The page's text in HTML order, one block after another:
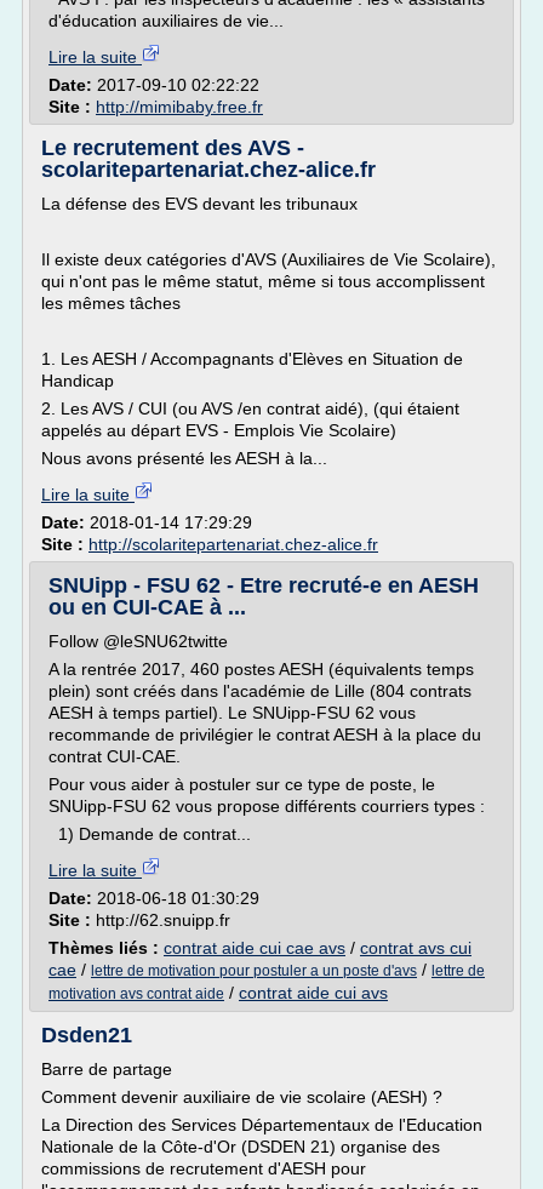
d'éducation auxiliaires de vie...
Lire la suite
Date: 2017-09-10 02:22:22
Site : http://mimibaby.free.fr
Le recrutement des AVS -
scolaritepartenariat.chez-alice.fr
La défense des EVS devant les tribunaux
Il existe deux catégories d'AVS (Auxiliaires de Vie Scolaire),
qui n'ont pas le même statut, même si tous accomplissent
les mêmes tâches
1. Les AESH / Accompagnants d'Elèves en Situation de
Handicap
2. Les AVS / CUI (ou AVS /en contrat aidé), (qui étaient
appelés au départ EVS - Emplois Vie Scolaire)
Nous avons présenté les AESH à la...
Lire la suite
Date: 2018-01-14 17:29:29
Site : http://scolaritepartenariat.chez-alice.fr
SNUipp - FSU 62 - Etre recruté-e en AESH
ou en CUI-CAE à ...
Follow @leSNU62twitte
A la rentrée 2017, 460 postes AESH (équivalents temps
plein) sont créés dans l'académie de Lille (804 contrats
AESH à temps partiel). Le SNUipp-FSU 62 vous
recommande de privilégier le contrat AESH à la place du
contrat CUI-CAE.
Pour vous aider à postuler sur ce type de poste, le
SNUipp-FSU 62 vous propose différents courriers types :
1) Demande de contrat...
Lire la suite
Date: 2018-06-18 01:30:29
Site : http://62.snuipp.fr
Thèmes liés : contrat aide cui cae avs / contrat avs cui
cae / lettre de motivation pour postuler a un poste d'avs / lettre de
motivation avs contrat aide / contrat aide cui avs
Dsden21
Barre de partage
Comment devenir auxiliaire de vie scolaire (AESH) ?
La Direction des Services Départementaux de l'Education
Nationale de la Côte-d'Or (DSDEN 21) organise des
commissions de recrutement d'AESH pour